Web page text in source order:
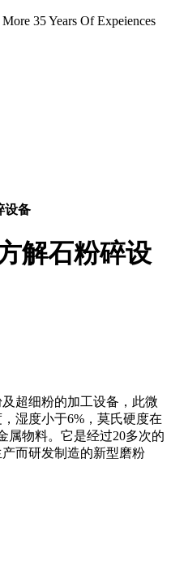
35 Years Of Expeiences
设备
解石粉碎设
超细粉的加工设备，此微
湿度小于6%，莫氏硬度在
属物料。它是经过20多次的
而研发制造的新型磨粉